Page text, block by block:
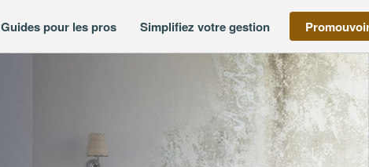
Guides pour les pros Simplifiez votre gestion